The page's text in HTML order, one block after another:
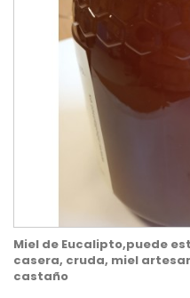
Miel de Eucalipto,puede
casera, cruda, miel
castaño